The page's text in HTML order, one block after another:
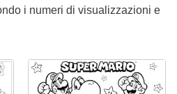
i numeri di visualizzazioni e